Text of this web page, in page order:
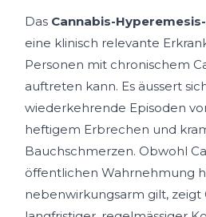
Das Cannabis-
eine klinisch relevante
Personen mit chronischem
auftreten kann. Es äussert
wiederkehrende Episoden
heftigem Erbrechen und
Bauchschmerzen. Obwohl
öffentlichen Wahrnehmung
nebenwirkungsarm gilt, zeigt